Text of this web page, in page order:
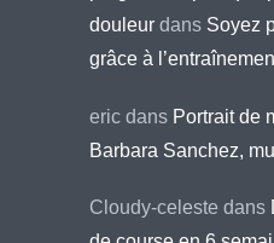
douleur dans Soyez
grâce à
eric dans Portrait de
Barbara Sanchez,
Cloudy-celeste dans